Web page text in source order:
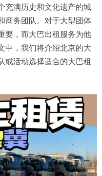
满历史和文化遗产的城
商务团队。对于大型团体
要，而大巴出租服务为他
中，我们将介绍北京的大
或活动选择适合的大巴租